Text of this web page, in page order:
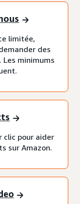
limitée,
des
Les minimums
clic pour aider
sur Amazon.